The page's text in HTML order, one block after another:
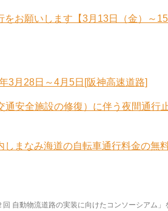
お願いします【3月13日（金）～15
3月28日～4月5日[阪神高速道路]
安全施設の修復）に伴う夜間通行
しまなみ海道の自転車通行料金の無
回 自動物流道路の実装に向けたコンソーシアム」